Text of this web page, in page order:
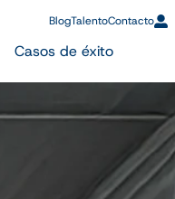
Casos de éxito
BlogTalentoContacto